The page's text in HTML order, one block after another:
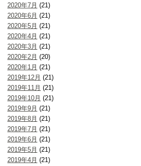
2020年7月 (21)
2020年6月 (21)
2020年5月 (21)
2020年4月 (21)
2020年3月 (21)
2020年2月 (20)
2020年1月 (21)
2019年12月 (21)
2019年11月 (21)
2019年10月 (21)
2019年9月 (21)
2019年8月 (21)
2019年7月 (21)
2019年6月 (21)
2019年5月 (21)
2019年4月 (21)